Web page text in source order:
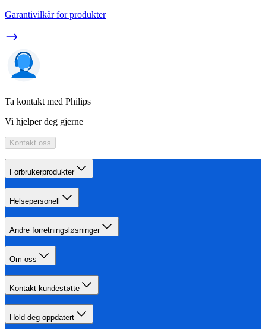
Garantivilkår for produkter
Ta kontakt med Philips
Vi hjelper deg gjerne
Kontakt oss
Forbrukerprodukter
Helsepersonell
Andre forretningsløsninger
Om oss
Kontakt kundestøtte
Hold deg oppdatert